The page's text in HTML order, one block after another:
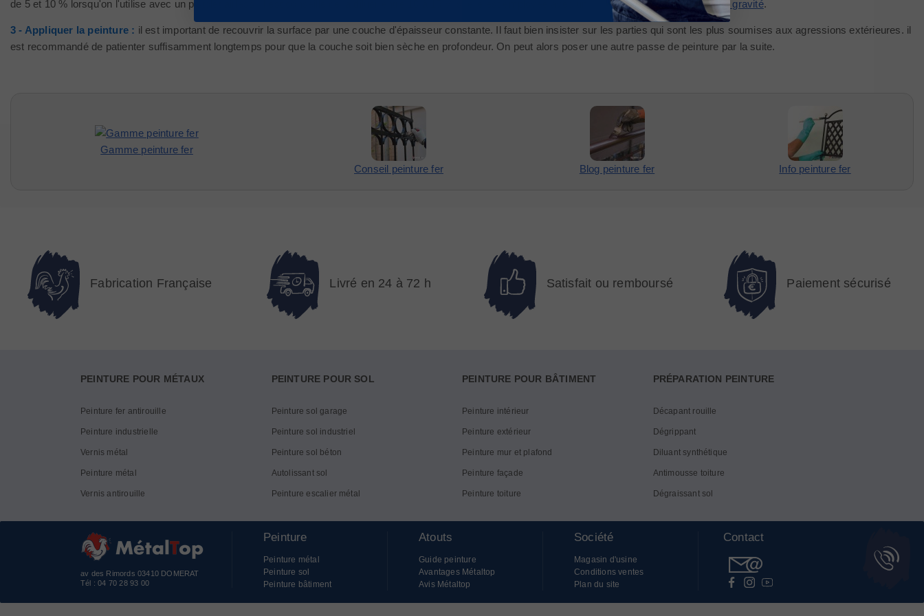
de 5 et 10 % lorsqu'on l'utilise avec un pistolet airless. Il est conseillé de la diluer entre 10 à 15 % si elle est employée avec un
pistolet pressionou un pistolet gravité.
3 - Appliquer la peinture : il est important de recouvrir la surface par une couche d'épaisseur constante. Il faut bien insister sur les parties qui sont les plus soumises aux agressions extérieures. il
est recommandé de patienter suffisamment longtemps pour que la couche soit bien sèche en profondeur. On peut alors poser une autre passe de peinture par la suite.
Gamme peinture fer
Conseil peinture fer
Blog peinture fer Info peinture fer
Fabrication Française Livré en 24 à 72 h Satisfait ou remboursé Paiement sécurisé
PEINTURE POUR MÉTAUX
Peinture fer antirouille
Peinture industrielle
Vernis métal
Peinture métal
Vernis antirouille
PEINTURE POUR SOL
Peinture sol garage
Peinture sol industriel
Peinture sol béton
Autolissant sol
Peinture escalier métal
PEINTURE POUR BÂTIMENT
Peinture intérieur
Peinture extérieur
Peinture mur et plafond
Peinture façade
Peinture toiture
PRÉPARATION PEINTURE
Décapant rouille
Dégrippant
Diluant synthétique
Antimousse toiture
Dégraissant sol
av des Rimords 03410 DOMERAT
Tél :04 70 28 93 00
Peinture
Peinture métal
Peinture sol
Peinture bâtiment
Atouts
Guide peinture
Avantages Métaltop
Avis Métaltop
Société
Magasin d'usine
Conditions ventes
Plan du site
Contact